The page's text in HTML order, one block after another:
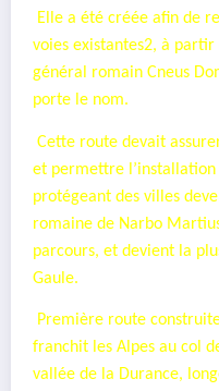
Elle a été créée afin de
voies existantes2, à partir
général romain Cneus
porte le nom.
Cette route devait
et permettre
protégeant des villes
romaine de Narbo
parcours, et devient la
Gaule.
Première route
franchit les Alpes au col
vallée de la Durance,